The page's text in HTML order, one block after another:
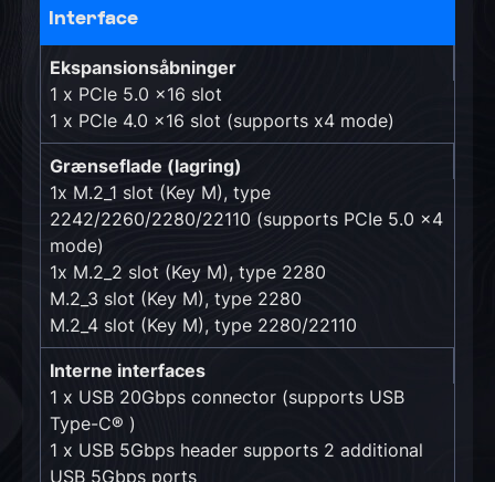
Interface
Ekspansionsåbninger
1 x PCIe 5.0 x16 slot
1 x PCIe 4.0 x16 slot (supports x4 mode)
Grænseflade (lagring)
1x M.2_1 slot (Key M), type
2242/2260/2280/22110 (supports PCIe 5.0 x4
mode)
1x M.2_2 slot (Key M), type 2280
M.2_3 slot (Key M), type 2280
M.2_4 slot (Key M), type 2280/22110
Interne interfaces
1 x USB 20Gbps connector (supports USB
Type-C® )
1 x USB 5Gbps header supports 2 additional
USB 5Gbps ports